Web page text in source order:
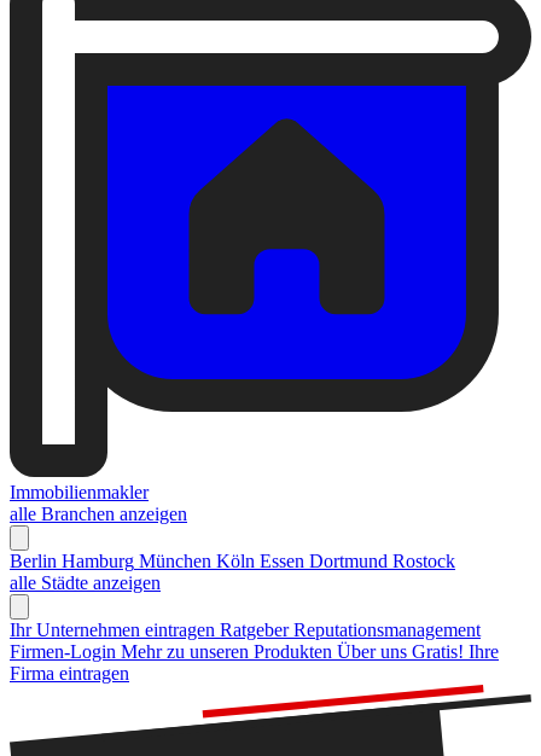
Immobilienmakler
alle Branchen anzeigen
Berlin Hamburg München Köln Essen Dortmund Rostock
alle Städte anzeigen
Ihr Unternehmen eintragen Ratgeber Reputationsmanagement
Firmen-Login Mehr zu unseren Produkten Über uns Gratis! Ihre
Firma eintragen